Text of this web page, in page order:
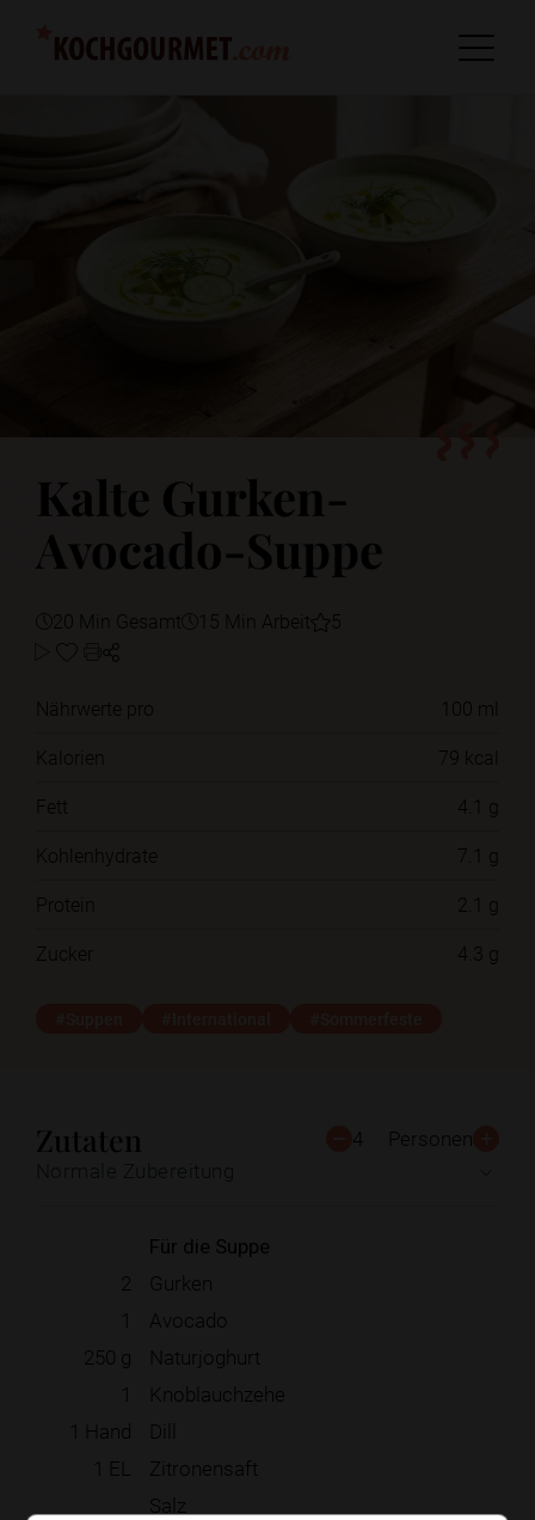
Kalte Gurken-
Avocado-Suppe
20 Min Gesamt 15 Min Arbeit 5
Nährwerte pro
100 ml
Kalorien
79 kcal
Fett
4.1 g
Kohlenhydrate
7.1 g
Protein
2.1 g
Zucker
4.3 g
Zutaten 4
Personen
Für die Suppe
2
Gurken
1
Avocado
250 g
Naturjoghurt
1
Knoblauchzehe
1 Hand
Dill
1 EL
Zitronensaft
Salz